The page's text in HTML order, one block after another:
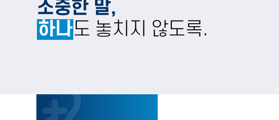
소중한 말,
하나도 놓치지 않도록.